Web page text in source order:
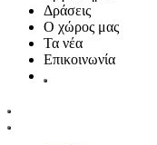
Δράσεις
Ο χώρος μας
Τα νέα
Επικοινωνία